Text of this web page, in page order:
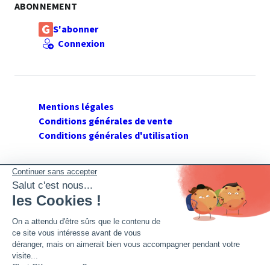
ABONNEMENT
S'abonner
Connexion
Mentions légales
Conditions générales de vente
Conditions générales d'utilisation
SUIVEZ GERANT DE SARL
Twitter